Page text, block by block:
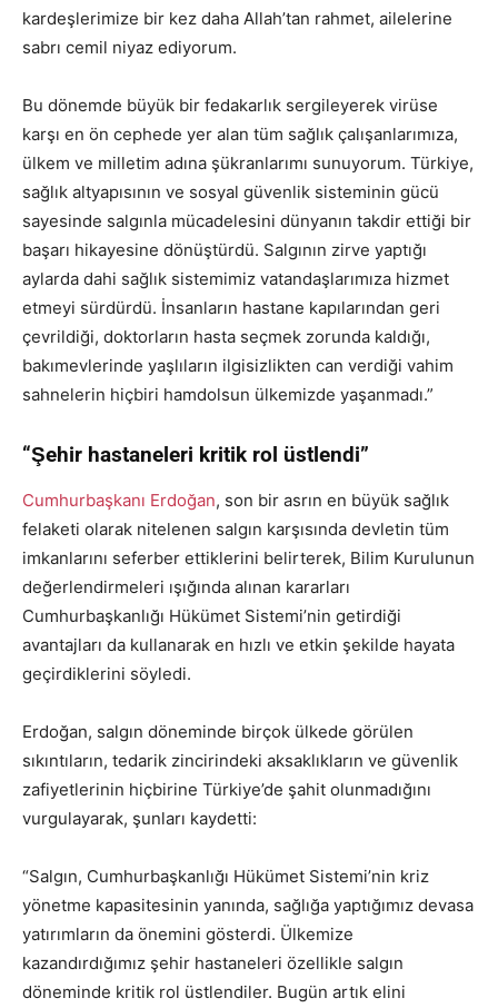
kardeşlerimize bir kez daha Allah’tan rahmet, ailelerine
sabrı cemil niyaz ediyorum.
Bu dönemde büyük bir fedakarlık sergileyerek virüse
karşı en ön cephede yer alan tüm sağlık çalışanlarımıza,
ülkem ve milletim adına şükranlarımı sunuyorum. Türkiye,
sağlık altyapısının ve sosyal güvenlik sisteminin gücü
sayesinde salgınla mücadelesini dünyanın takdir ettiği bir
başarı hikayesine dönüştürdü. Salgının zirve yaptığı
aylarda dahi sağlık sistemimiz vatandaşlarımıza hizmet
etmeyi sürdürdü. İnsanların hastane kapılarından geri
çevrildiği, doktorların hasta seçmek zorunda kaldığı,
bakımevlerinde yaşlıların ilgisizlikten can verdiği vahim
sahnelerin hiçbiri hamdolsun ülkemizde yaşanmadı.”
“Şehir hastaneleri kritik rol üstlendi”
Cumhurbaşkanı Erdoğan, son bir asrın en büyük sağlık
felaketi olarak nitelenen salgın karşısında devletin tüm
imkanlarını seferber ettiklerini belirterek, Bilim Kurulunun
değerlendirmeleri ışığında alınan kararları
Cumhurbaşkanlığı Hükümet Sistemi’nin getirdiği
avantajları da kullanarak en hızlı ve etkin şekilde hayata
geçirdiklerini söyledi.
Erdoğan, salgın döneminde birçok ülkede görülen
sıkıntıların, tedarik zincirindeki aksaklıkların ve güvenlik
zafiyetlerinin hiçbirine Türkiye’de şahit olunmadığını
vurgulayarak, şunları kaydetti:
“Salgın, Cumhurbaşkanlığı Hükümet Sistemi’nin kriz
yönetme kapasitesinin yanında, sağlığa yaptığımız devasa
yatırımların da önemini gösterdi. Ülkemize
kazandırdığımız şehir hastaneleri özellikle salgın
döneminde kritik rol üstlendiler. Bugün artık elini